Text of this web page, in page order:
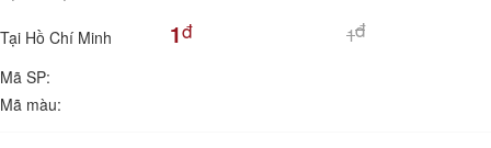
Tại Hồ Chí Minh 1đ 1đ
Mã SP:
Mã màu: